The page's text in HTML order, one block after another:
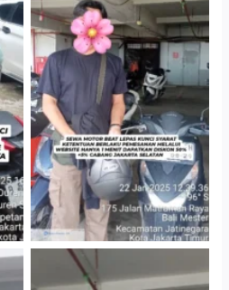
Cityplaza Jatinegara
Gedung Parkir P6A